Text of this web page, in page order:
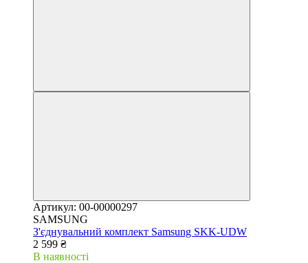
Артикул: 00-00000297
SAMSUNG
З'єднувальний комплект Samsung SKK-UDW
2 599 ₴
В наявності